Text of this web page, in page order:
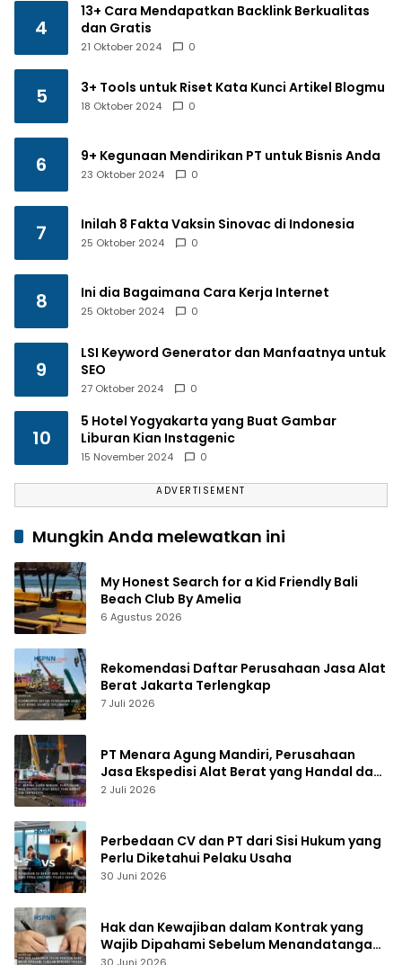
4
13+ Cara Mendapatkan Backlink Berkualitas
dan Gratis
21 Oktober 2024 0
5 3+ Tools untuk Riset Kata Kunci Artikel Blogmu
18 Oktober 2024 0
6 9+ Kegunaan Mendirikan PT untuk Bisnis Anda
23 Oktober 2024 0
7 Inilah 8 Fakta Vaksin Sinovac di Indonesia
25 Oktober 2024 0
8 Ini dia Bagaimana Cara Kerja Internet
25 Oktober 2024 0
9
LSI Keyword Generator dan Manfaatnya untuk
SEO
27 Oktober 2024 0
10
5 Hotel Yogyakarta yang Buat Gambar
Liburan Kian Instagenic
15 November 2024 0
ADVERTISEMENT
Mungkin Anda melewatkan ini
My Honest Search for a Kid Friendly Bali
Beach Club By Amelia
6 Agustus 2026
Rekomendasi Daftar Perusahaan Jasa Alat
Berat Jakarta Terlengkap
7 Juli 2026
PT Menara Agung Mandiri, Perusahaan
Jasa Ekspedisi Alat Berat yang Handal dan
Terpercaya
2 Juli 2026
Perbedaan CV dan PT dari Sisi Hukum yang
Perlu Diketahui Pelaku Usaha
30 Juni 2026
Hak dan Kewajiban dalam Kontrak yang
Wajib Dipahami Sebelum Menandatangani
Dokumen
30 Juni 2026